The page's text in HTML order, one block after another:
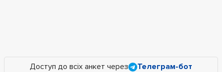
Доступ до всіх анкет через Телеграм-бот